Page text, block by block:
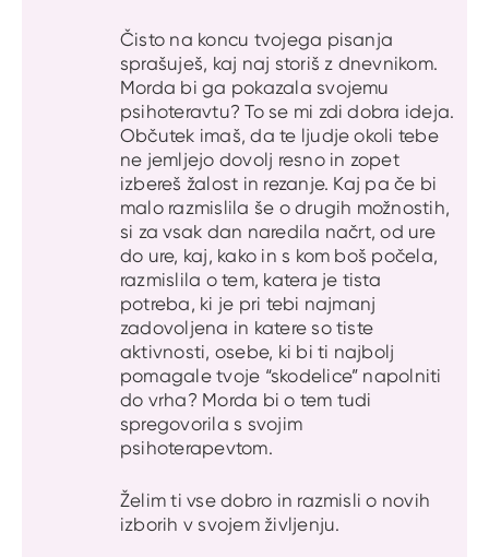
Čisto na koncu tvojega pisanja
sprašuješ, kaj naj storiš z dnevnikom.
Morda bi ga pokazala svojemu
psihoteravtu? To se mi zdi dobra ideja.
Občutek imaš, da te ljudje okoli tebe
ne jemljejo dovolj resno in zopet
izbereš žalost in rezanje. Kaj pa če bi
malo razmislila še o drugih možnostih,
si za vsak dan naredila načrt, od ure
do ure, kaj, kako in s kom boš počela,
razmislila o tem, katera je tista
potreba, ki je pri tebi najmanj
zadovoljena in katere so tiste
aktivnosti, osebe, ki bi ti najbolj
pomagale tvoje “skodelice” napolniti
do vrha? Morda bi o tem tudi
spregovorila s svojim
psihoterapevtom.
Želim ti vse dobro in razmisli o novih
izborih v svojem življenju.